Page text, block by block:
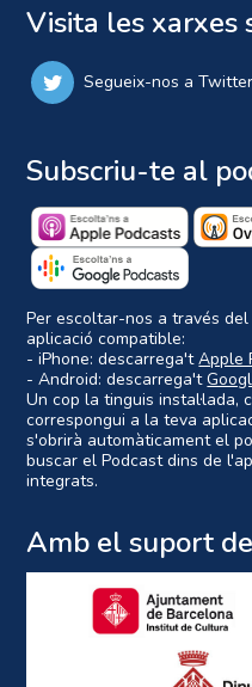
Visita les xarxes
Segueix-nos a Twitter
Subscriu-te al
Per escoltar-nos a través
aplicació compatible:
- iPhone: descarrega'tApple
- Android: descarrega't
Un cop la tinguis instal·lada,
correspongui a la teva
s'obrirà automàticament el
buscar el Podcast dins de
integrats.
Amb el suport de